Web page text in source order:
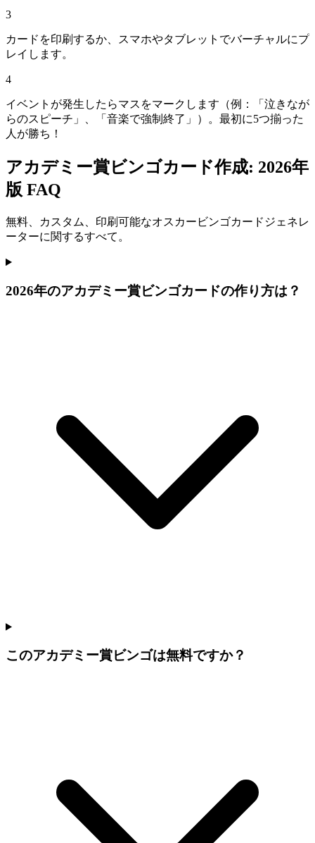
3
カードを印刷するか、スマホやタブレットでバーチャルにプ
レイします。
4
イベントが発生したらマスをマークします（例：「泣きなが
らのスピーチ」、「音楽で強制終了」）。最初に5つ揃った
人が勝ち！
アカデミー賞ビンゴカード作成: 2026年
版 FAQ
無料、カスタム、印刷可能なオスカービンゴカードジェネレ
ーターに関するすべて。
2026年のアカデミー賞ビンゴカードの作り方は？
このアカデミー賞ビンゴは無料ですか？